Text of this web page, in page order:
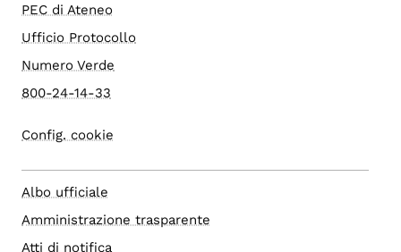
PEC di Ateneo
Ufficio Protocollo
Numero Verde
800-24-14-33
Config. cookie
Albo ufficiale
Amministrazione trasparente
Atti di notifica